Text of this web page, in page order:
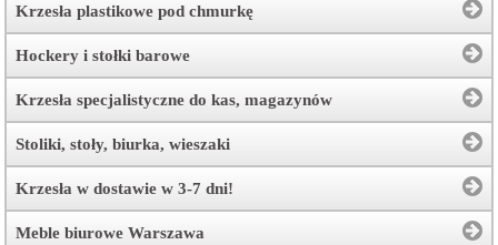
Krzesła plastikowe pod chmurkę
Hockery i stołki barowe
Krzesła specjalistyczne do kas, magazynów
Stoliki, stoły, biurka, wieszaki
Krzesła w dostawie w 3-7 dni!
Meble biurowe Warszawa